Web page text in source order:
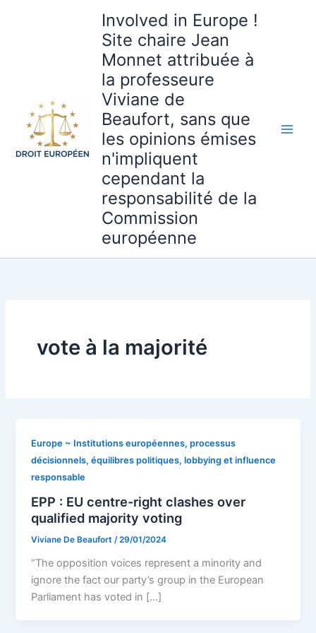
Involved in Europe !
Site chaire Jean
Monnet attribuée à
la professeure
Viviane de
Beaufort, sans que
les opinions émises
n'impliquent
cependant la
responsabilité de la
Commission
européenne
vote à la majorité
Europe ~ Institutions européennes, processus
décisionnels, équilibres politiques, lobbying et influence
responsable
EPP : EU centre-right clashes over
qualified majority voting
Viviane De Beaufort /29/01/2024
“The opposition voices represent a minority and
ignore the fact our party’s group in the European
Parliament has voted in […]